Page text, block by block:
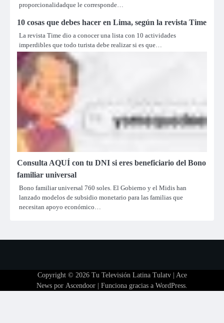
proporcionalidadque le corresponde…
10 cosas que debes hacer en Lima, según la revista Time
La revista Time dio a conocer una lista con 10 actividades
imperdibles que todo turista debe realizar si es que…
Consulta AQUÍ con tu DNI si eres beneficiario del Bono
familiar universal
Bono familiar universal 760 soles. El Gobierno y el Midis han
lanzado modelos de subsidio monetario para las familias que
necesitan apoyo económico…
Copyright © 2026 Tu Televisión Latina Tulatv| Ace
News por Ascendoor | Funciona gracias a WordPress.